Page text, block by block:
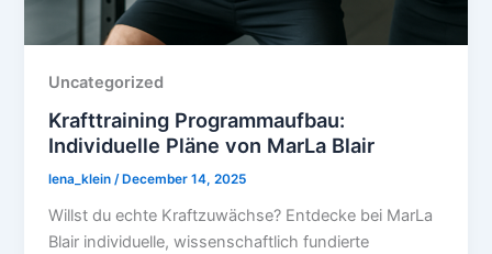
Uncategorized
Krafttraining Programmaufbau:
Individuelle Pläne von MarLa Blair
lena_klein/ December 14, 2025
Willst du echte Kraftzuwächse? Entdecke bei MarLa
Blair individuelle, wissenschaftlich fundierte